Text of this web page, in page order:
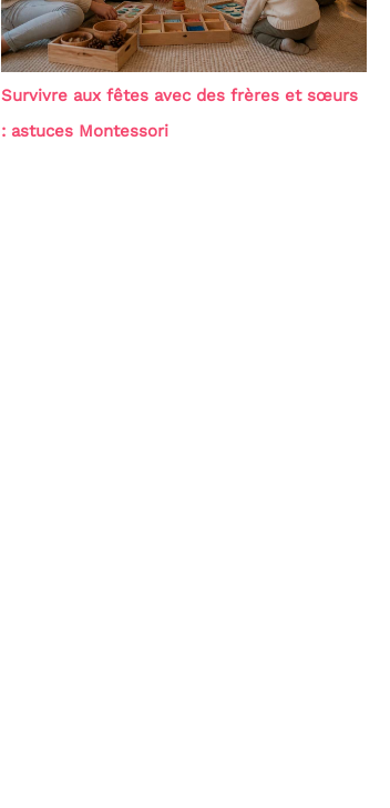
Survivre aux fêtes avec des frères et sœurs
: astuces Montessori